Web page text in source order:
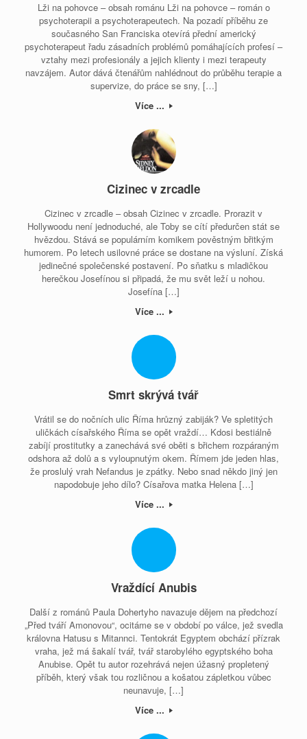
Lži na pohovce – obsah románu Lži na pohovce – román o
psychoterapii a psychoterapeutech. Na pozadí příběhu ze
současného San Franciska otevírá přední americký
psychoterapeut řadu zásadních problémů pomáhajících profesí –
vztahy mezi profesionály a jejich klienty i mezi terapeuty
navzájem. Autor dává čtenářům nahlédnout do průběhu terapie a
supervize, do práce se sny, […]
Více ...
Cizinec v zrcadle
Cizinec v zrcadle – obsah Cizinec v zrcadle. Prorazit v
Hollywoodu není jednoduché, ale Toby se cítí předurčen stát se
hvězdou. Stává se populárním komikem pověstným břitkým
humorem. Po letech usilovné práce se dostane na výsluní. Získá
jedinečné společenské postavení. Po sňatku s mladičkou
herečkou Josefínou si připadá, že mu svět leží u nohou.
Josefína […]
Více ...
Smrt skrývá tvář
Vrátil se do nočních ulic Říma hrůzný zabiják? Ve spletitých
uličkách císařského Říma se opět vraždí… Kdosi bestiálně
zabíjí prostitutky a zanechává své oběti s břichem rozpáraným
odshora až dolů a s vyloupnutým okem. Římem jde jeden hlas,
že proslulý vrah Nefandus je zpátky. Nebo snad někdo jiný jen
napodobuje jeho dílo? Císařova matka Helena […]
Více ...
Vraždící Anubis
Další z románů Paula Dohertyho navazuje dějem na předchozí
„Před tváří Amonovou“, ocitáme se v období po válce, jež svedla
královna Hatusu s Mitannci. Tentokrát Egyptem obchází přízrak
vraha, jež má šakalí tvář, tvář starobylého egyptského boha
Anubise. Opět tu autor rozehrává nejen úžasný propletený
příběh, který však tou rozličnou a košatou zápletkou vůbec
neunavuje, […]
Více ...